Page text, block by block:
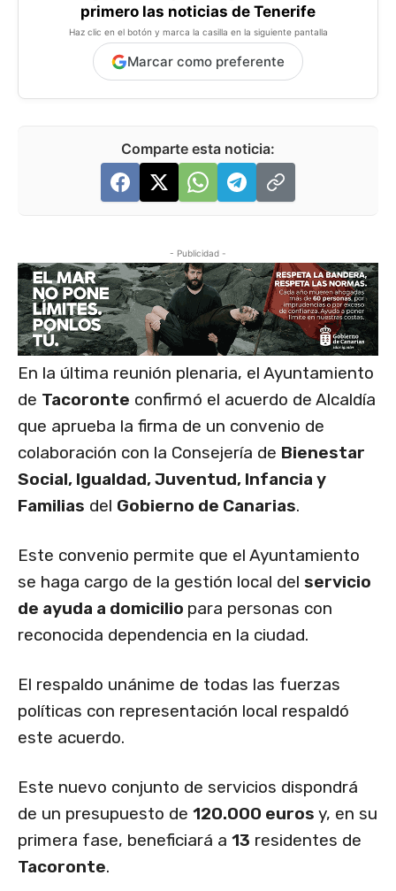
primero las noticias de Tenerife
Haz clic en el botón y marca la casilla en la siguiente pantalla
Marcar como preferente
Comparte esta noticia:
- Publicidad -
En la última reunión plenaria, el Ayuntamiento
de Tacoronte confirmó el acuerdo de Alcaldía
que aprueba la firma de un convenio de
colaboración con la Consejería de Bienestar
Social, Igualdad, Juventud, Infancia y
Familias del Gobierno de Canarias.
Este convenio permite que el Ayuntamiento
se haga cargo de la gestión local del servicio
de ayuda a domicilio para personas con
reconocida dependencia en la ciudad.
El respaldo unánime de todas las fuerzas
políticas con representación local respaldó
este acuerdo.
Este nuevo conjunto de servicios dispondrá
de un presupuesto de 120.000 euros y, en su
primera fase, beneficiará a 13 residentes de
Tacoronte.